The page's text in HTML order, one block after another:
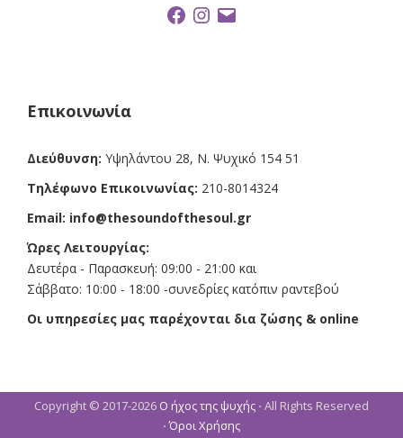
F
a
I
n
E
m
Επικοινωνία
Διεύθυνση: Υψηλάντου 28, Ν. Ψυχικό 154 51
Τηλέφωνο Επικοινωνίας: 210-8014324
Email: info@thesoundofthesoul.gr
Ώρες Λειτουργίας:
Δευτέρα - Παρασκευή: 09:00 - 21:00 και
Σάββατο: 10:00 - 18:00 -συνεδρίες κατόπιν ραντεβού
Οι υπηρεσίες μας παρέχονται δια ζώσης & online
Copyright © 2017-2026 Ο ήχος της ψυχής ⋅ All Rights Reserved
⋅Όροι Χρήσης